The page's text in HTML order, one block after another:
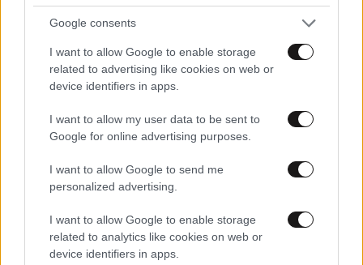
Google consents
I want to allow Google to enable storage
related to advertising like cookies on web or
device identifiers in apps.
I want to allow my user data to be sent to
Google for online advertising purposes.
I want to allow Google to send me
personalized advertising.
I want to allow Google to enable storage
related to analytics like cookies on web or
device identifiers in apps.
κόμματος AfD